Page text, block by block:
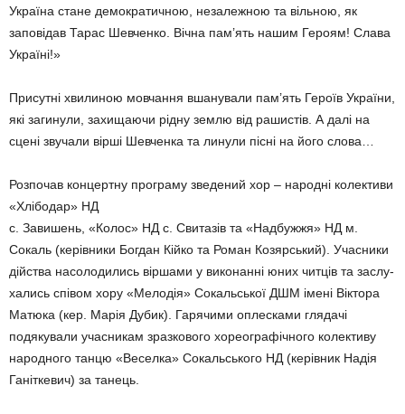
Україна ста­не демок­ра­тичною, незалеж­ною та вільною, як
заповідав Тарас Шевченко. Вічна па­м’ять на­шим Героям! Слава
Україні!»
Присутні хвилиною мов­чан­ня вшанували пам’ять Героїв України,
які загинули, захищаючи рідну землю від рашистів. А далі на
сцені звучали вірші Шевченка та линули пісні на його слова…
Розпочав концертну прог­ра­му зведений хор – народні колективи
«Хлібодар» НД
с. Завишень, «Колос» НД с. Свитазів та «Надбужжя» НД м.
Сокаль (керівники Бог­дан Кійко та Роман Козярсь­кий). Учасники
дійства насо­лодились віршами у ви­ко­­нан­ні юних читців та заслу­
хались співом хору «Мело­дія» Сокальської ДШМ імені Віктора
Матюка (кер. Марія Дубик). Гарячими оплесками глядачі
подякували учасни­кам зразкового хореографіч­ного колективу
народного танцю «Веселка» Сокаль­­ського НД (керівник Надія
Ганіткевич) за танець.